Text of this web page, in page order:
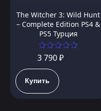
The Witcher 3: Wild Hunt
– Complete Edition PS4 &
PS5 Турция
3 790 ₽
Купить